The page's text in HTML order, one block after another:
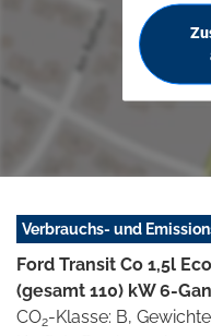
Verbrauchs- und
Ford Transit Co 1,5l
(gesamt 110) kW 6-
CO2-Klasse: B,